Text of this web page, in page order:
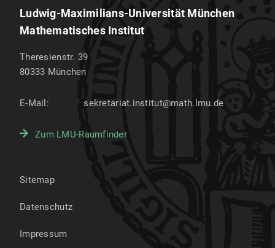
Ludwig-Maximilians-Universität München
Mathematisches Institut
Theresienstr. 39
80333 München
E-Mail: sekretariat.institut@math.lmu.de
Zum LMU-Raumfinder
Sitemap
Datenschutz
Impressum